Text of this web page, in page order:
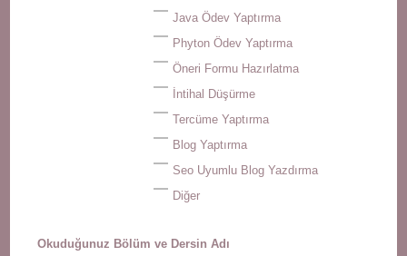
Java Ödev Yaptırma
Phyton Ödev Yaptırma
Öneri Formu Hazırlatma
İntihal Düşürme
Tercüme Yaptırma
Blog Yaptırma
Seo Uyumlu Blog Yazdırma
Diğer
Okuduğunuz Bölüm ve Dersin Adı